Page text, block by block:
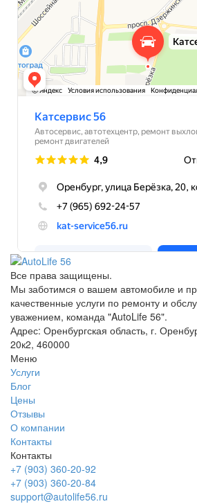
Все права защищены.
Мы заботимся о вашем автомобиле и
качественные услуги по ремонту и
уважением, команда "AutoLife 56".
Адрес: Оренбургская область, г.
20к2, 460000
Меню
Услуги
Блог
Цены
Отзывы
О компании
Контакты
Контакты
+7 (903) 360-20-92
+7 (903) 360-20-84
support@autolife56.ru